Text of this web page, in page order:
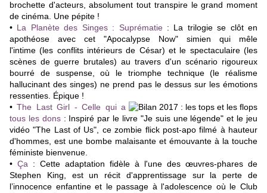
brochette d'acteurs, absolument tout transpire le grand moment
de cinéma. Une pépite !
• La Planète des Singes : Suprématie : La trilogie se clôt en
apothéose avec cet "Apocalypse Now" simien qui mêle
l'intime (les conflits intérieurs de César) et le spectaculaire (les
scènes de guerre brutales) au travers d'un scénario rigoureux
bourré de suspense, où le triomphe technique (le réalisme
hallucinant des singes) ne prend pas le dessus sur les émotions
ressenties. Épique !
•The Last Girl - Celle qui a
tous les dons: Inspiré par le livre "Je suis une légende" et le jeu
vidéo "The Last of Us", ce zombie flick post-apo filmé à hauteur
d'hommes, est une bombe malaisante et émouvante à la touche
féministe bienvenue.
• Ça : Cette adaptation fidèle à l'une des œuvres-phares de
Stephen King, est un récit d'apprentissage sur la perte de
l’innocence enfantine et le passage à l'adolescence où le Club